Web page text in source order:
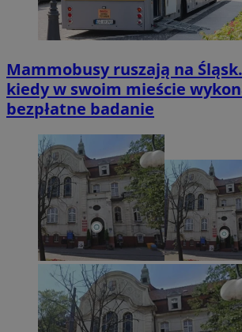
Mammobusy ruszają na
kiedy w swoim mieście
bezpłatne badanie